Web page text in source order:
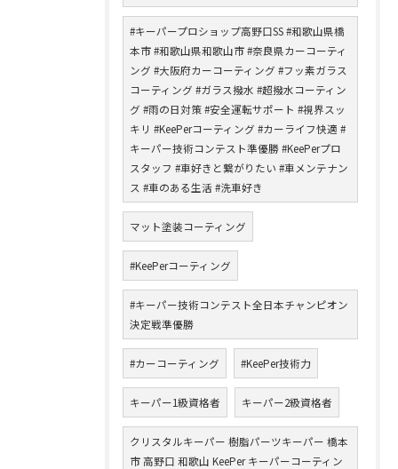
#キーパープロショップ高野口SS #和歌山県橋
本市 #和歌山県和歌山市 #奈良県カーコーティ
ング #大阪府カーコーティング #フッ素ガラス
コーティング #ガラス撥水 #超撥水コーティン
グ #雨の日対策 #安全運転サポート #視界スッ
キリ #KeePerコーティング #カーライフ快適 #
キーパー技術コンテスト準優勝 #KeePerプロ
スタッフ #車好きと繋がりたい #車メンテナン
ス #車のある生活 #洗車好き
マット塗装コーティング
#KeePerコーティング
#キーパー技術コンテスト全日本チャンピオン
決定戦準優勝
#カーコーティング #KeePer技術力
キーパー1級資格者 キーパー2級資格者
クリスタルキーパー 樹脂パーツキーパー 橋本
市 高野口 和歌山 KeePer キーパーコーティン